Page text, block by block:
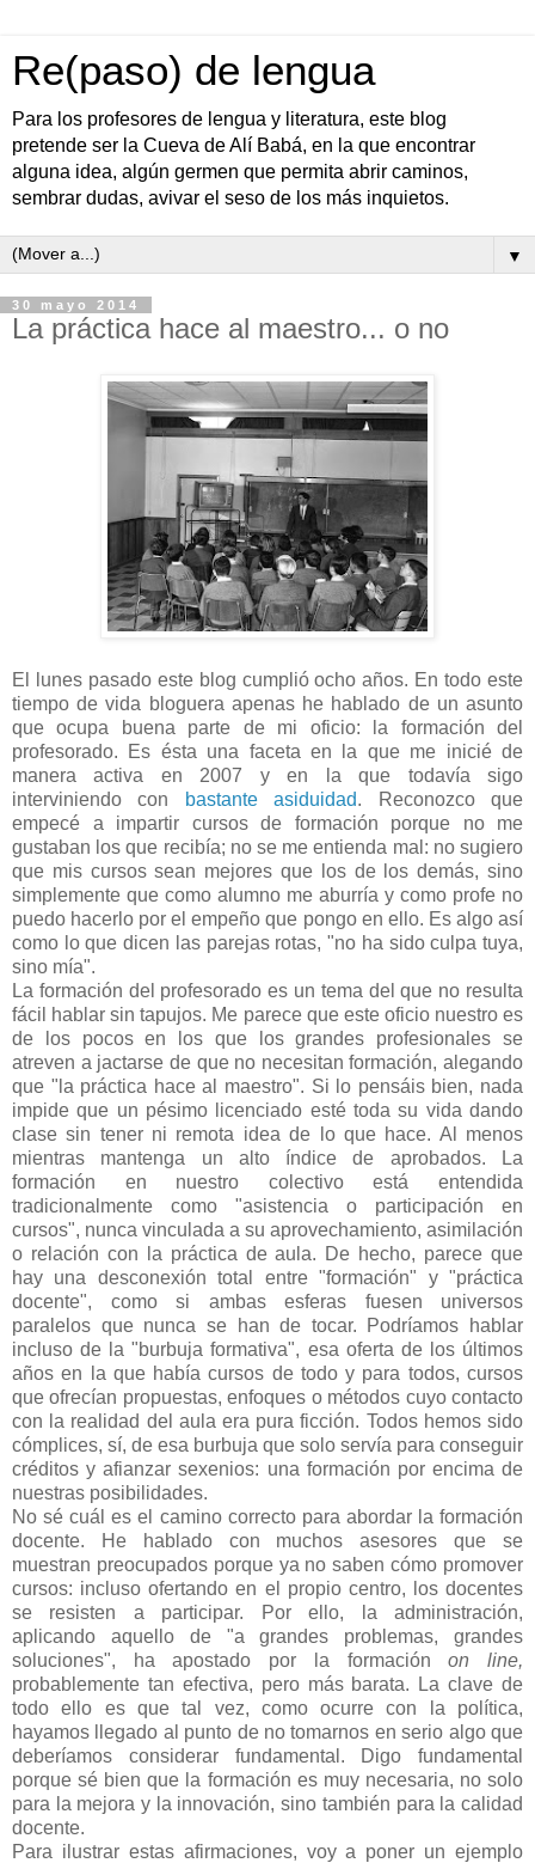
Re(paso) de lengua
Para los profesores de lengua y literatura, este blog
pretende ser la Cueva de Alí Babá, en la que encontrar
alguna idea, algún germen que permita abrir caminos,
sembrar dudas, avivar el seso de los más inquietos.
▼
30 mayo 2014
La práctica hace al maestro... o no
El lunes pasado este blog cumplió ocho años. En todo este
tiempo de vida bloguera apenas he hablado de un asunto
que ocupa buena parte de mi oficio: la formación del
profesorado. Es ésta una faceta en la que me inicié de
manera activa en 2007 y en la que todavía sigo
interviniendo con
bastante asiduidad. Reconozco que
empecé a impartir cursos de formación porque no me
gustaban los que recibía; no se me entienda mal: no sugiero
que mis cursos sean mejores que los de los demás, sino
simplemente que como alumno me aburría y como profe no
puedo hacerlo por el empeño que pongo en ello. Es algo así
como lo que dicen las parejas rotas, "no ha sido culpa tuya,
sino mía".
La formación del profesorado es un tema del que no resulta
fácil hablar sin tapujos. Me parece que este oficio nuestro es
de los pocos en los que los grandes profesionales se
atreven a jactarse de que no necesitan formación, alegando
que "la práctica hace al maestro". Si lo pensáis bien, nada
impide que un pésimo licenciado esté toda su vida dando
clase sin tener ni remota idea de lo que hace. Al menos
mientras mantenga un alto índice de aprobados. La
formación en nuestro colectivo está entendida
tradicionalmente como "asistencia o participación en
cursos", nunca vinculada a su aprovechamiento, asimilación
o relación con la práctica de aula. De hecho, parece que
hay una desconexión total entre "formación" y "práctica
docente", como si ambas esferas fuesen universos
paralelos que nunca se han de tocar. Podríamos hablar
incluso de la "burbuja formativa", esa oferta de los últimos
años en la que había cursos de todo y para todos, cursos
que ofrecían propuestas, enfoques o métodos cuyo contacto
con la realidad del aula era pura ficción. Todos hemos sido
cómplices, sí, de esa burbuja que solo servía para conseguir
créditos y afianzar sexenios: una formación por encima de
nuestras posibilidades.
No sé cuál es el camino correcto para abordar la formación
docente. He hablado con muchos asesores que se
muestran preocupados porque ya no saben cómo promover
cursos: incluso ofertando en el propio centro, los docentes
se resisten a participar. Por ello, la administración,
aplicando aquello de "a grandes problemas, grandes
soluciones", ha apostado por la formaciónon line,
probablemente tan efectiva, pero más barata. La clave de
todo ello es que tal vez, como ocurre con la política,
hayamos llegado al punto de no tomarnos en serio algo que
deberíamos considerar fundamental. Digo fundamental
porque sé bien que la formación es muy necesaria, no solo
para la mejora y la innovación, sino también para la calidad
docente.
Para ilustrar estas afirmaciones, voy a poner un ejemplo